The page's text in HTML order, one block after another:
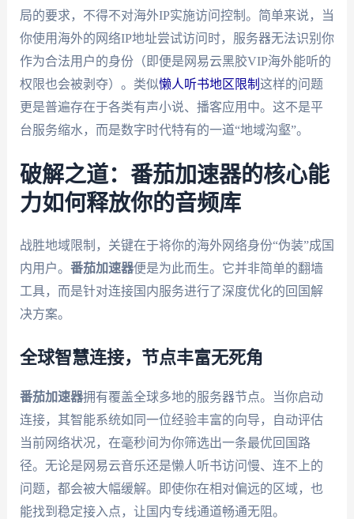
局的要求，不得不对海外IP实施访问控制。简单来说，当
你使用海外的网络IP地址尝试访问时，服务器无法识别你
作为合法用户的身份（即便是网易云黑胶VIP海外能听的
权限也会被剥夺）。类似懒人听书地区限制 这样的问题
更是普遍存在于各类有声小说、播客应用中。这不是平
台服务缩水，而是数字时代特有的一道“地域沟壑”。
破解之道：番茄加速器的核心能
力如何释放你的音频库
战胜地域限制，关键在于将你的海外网络身份“伪装”成国
内用户。 番茄加速器便是为此而生。它并非简单的翻墙
工具，而是针对连接国内服务进行了深度优化的回国解
决方案。
全球智慧连接，节点丰富无死角
番茄加速器拥有覆盖全球多地的服务器节点。当你启动
连接，其智能系统如同一位经验丰富的向导，自动评估
当前网络状况，在毫秒间为你筛选出一条最优回国路
径。无论是网易云音乐还是懒人听书访问慢、连不上的
问题，都会被大幅缓解。即使你在相对偏远的区域，也
能找到稳定接入点，让国内专线通道畅通无阻。